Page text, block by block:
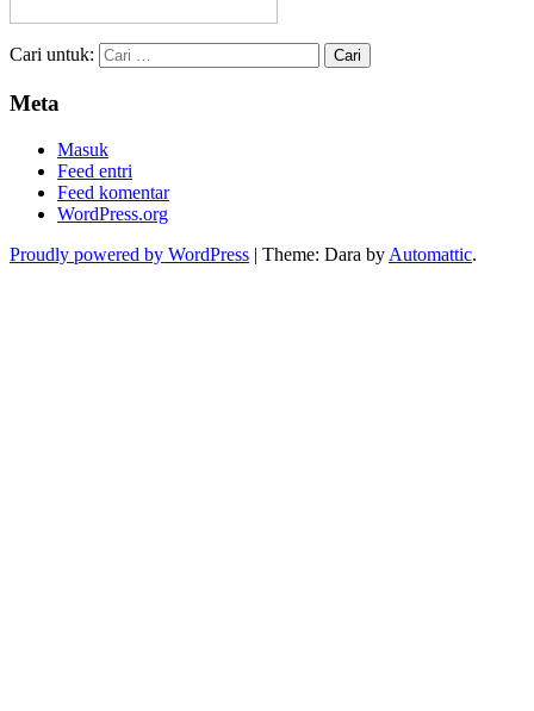
Cari untuk:
Meta
Masuk
Feed entri
Feed komentar
WordPress.org
Proudly powered by WordPress | Theme: Dara by Automattic.